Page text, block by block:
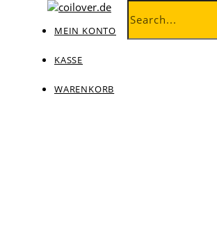
MEIN KONTO
KASSE
WARENKORB